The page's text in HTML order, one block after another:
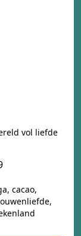
vol liefde
cacao,